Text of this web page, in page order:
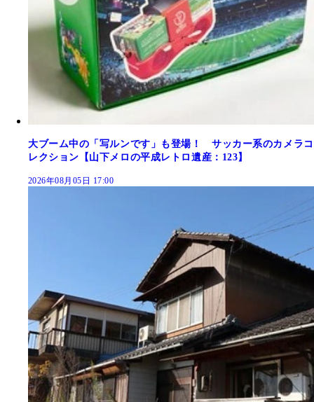
大ブーム中の「写ルンです」も登場！ サッカー系のカメラコ
レクション【山下メロの平成レトロ遺産：123】
2026年08月05日 17:00